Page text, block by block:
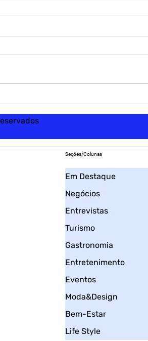
Seções/Colunas
Em Destaque
Negócios
Entrevistas
Turismo
Gastronomia
Entretenimento
Eventos
Moda&Design
Bem-Estar
Life Style
____________________